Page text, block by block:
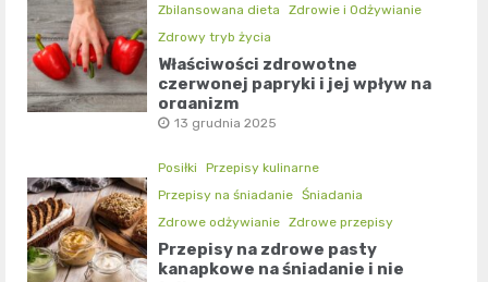
Zbilansowana dieta
Zdrowie i Odżywianie
Zdrowy tryb życia
Właściwości zdrowotne
czerwonej papryki i jej wpływ na
organizm
13 grudnia 2025
Posiłki
Przepisy kulinarne
Przepisy na śniadanie Śniadania
Zdrowe odżywianie Zdrowe przepisy
Przepisy na zdrowe pasty
kanapkowe na śniadanie i nie